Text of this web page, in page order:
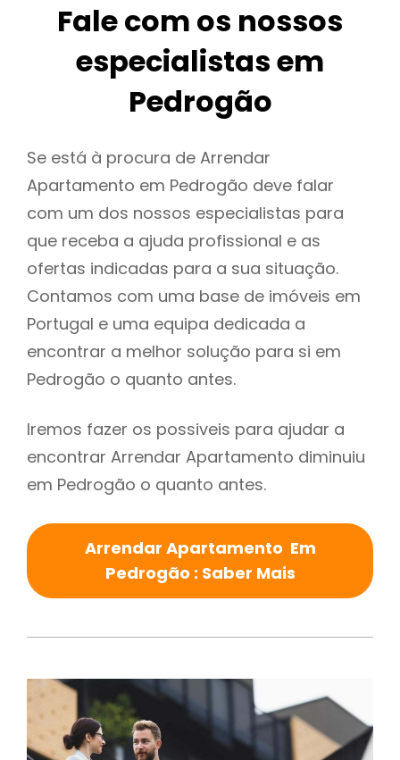
Fale com os nossos
especialistas em
Pedrogão
Se está à procura de Arrendar
Apartamento em Pedrogão deve falar
com um dos nossos especialistas para
que receba a ajuda profissional e as
ofertas indicadas para a sua situação.
Contamos com uma base de imóveis em
Portugal e uma equipa dedicada a
encontrar a melhor solução para si em
Pedrogão o quanto antes.
Iremos fazer os possiveis para ajudar a
encontrar Arrendar Apartamento diminuiu
em Pedrogão o quanto antes.
Arrendar Apartamento Em
Pedrogão : Saber Mais